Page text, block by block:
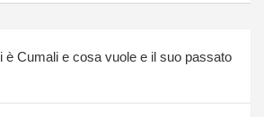
è Cumali e cosa vuole e il suo passato